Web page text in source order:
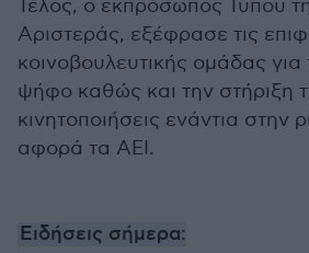
Τέλος, ο εκπρόσωπος Τύπου
Αριστεράς, εξέφρασε τις
κοινοβουλευτικής ομάδας για
ψήφο καθώς και την στήριξη
κινητοποιήσεις ενάντια στην
αφορά τα ΑΕΙ.
Ειδήσεις σήμερα: